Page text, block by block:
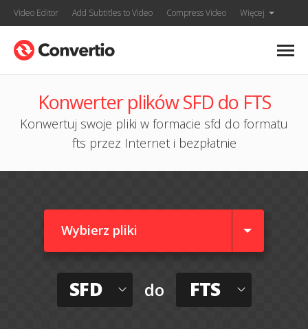
Video Editor Add Subtitles to Video Compress Video Więcej
Konwerter plików SFD do FTS
Konwertuj swoje pliki w formacie sfd do formatu
fts przez Internet i bezpłatnie
Wybierz pliki
SFD do FTS